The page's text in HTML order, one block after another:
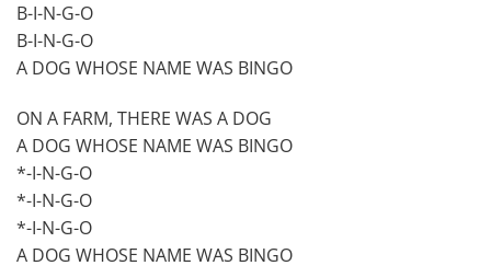
B-I-N-G-O
B-I-N-G-O
A DOG WHOSE NAME WAS BINGO
ON A FARM, THERE WAS A DOG
A DOG WHOSE NAME WAS BINGO
*-I-N-G-O
*-I-N-G-O
*-I-N-G-O
A DOG WHOSE NAME WAS BINGO